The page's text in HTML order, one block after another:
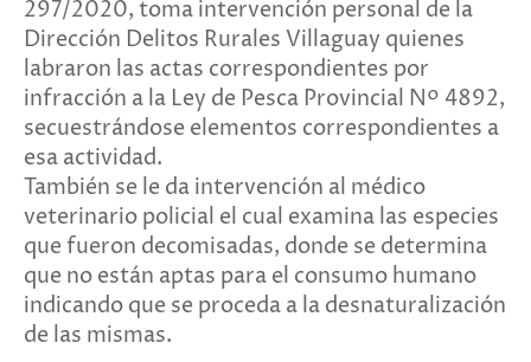
297/2020, toma intervención personal de la
Dirección Delitos Rurales Villaguay quienes
labraron las actas correspondientes por
infracción a la Ley de Pesca Provincial Nº 4892,
secuestrándose elementos correspondientes a
esa actividad.
También se le da intervención al médico
veterinario policial el cual examina las especies
que fueron decomisadas, donde se determina
que no están aptas para el consumo humano
indicando que se proceda a la desnaturalización
de las mismas.